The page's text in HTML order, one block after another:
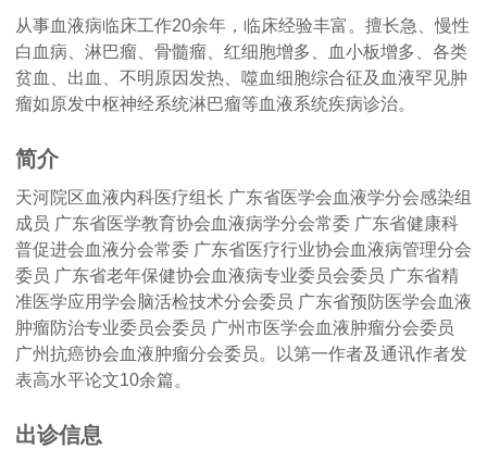
从事血液病临床工作20余年，临床经验丰富。擅长急、慢性
白血病、淋巴瘤、骨髓瘤、红细胞增多、血小板增多、各类
贫血、出血、不明原因发热、噬血细胞综合征及血液罕见肿
瘤如原发中枢神经系统淋巴瘤等血液系统疾病诊治。
简介
天河院区血液内科医疗组长 广东省医学会血液学分会感染组
成员 广东省医学教育协会血液病学分会常委 广东省健康科
普促进会血液分会常委 广东省医疗行业协会血液病管理分会
委员 广东省老年保健协会血液病专业委员会委员 广东省精
准医学应用学会脑活检技术分会委员 广东省预防医学会血液
肿瘤防治专业委员会委员 广州市医学会血液肿瘤分会委员
广州抗癌协会血液肿瘤分会委员。以第一作者及通讯作者发
表高水平论文10余篇。
出诊信息